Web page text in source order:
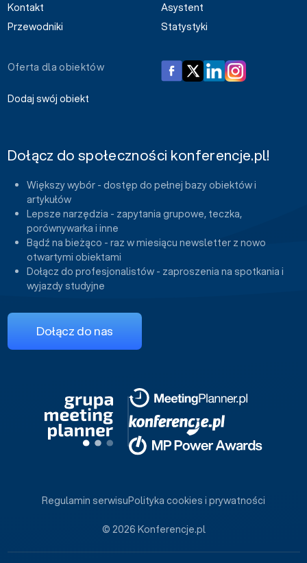
Kontakt
Przewodniki
Asystent
Statystyki
Oferta dla obiektów
Dodaj swój obiekt
Dołącz do społeczności konferencje.pl!
Większy wybór - dostęp do pełnej bazy obiektów i
artykułów
Lepsze narzędzia - zapytania grupowe, teczka,
porównywarka i inne
Bądź na bieżąco - raz w miesiącu newsletter z nowo
otwartymi obiektami
Dołącz do profesjonalistów - zaproszenia na spotkania i
wyjazdy studyjne
Dołącz do nas
© 2026 Konferencje.pl
Regulamin serwisuPolityka cookies i prywatności